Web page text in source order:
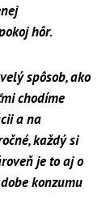
hôr.
spôsob, ako
chodíme
a na
každý si
je to aj o
konzumu